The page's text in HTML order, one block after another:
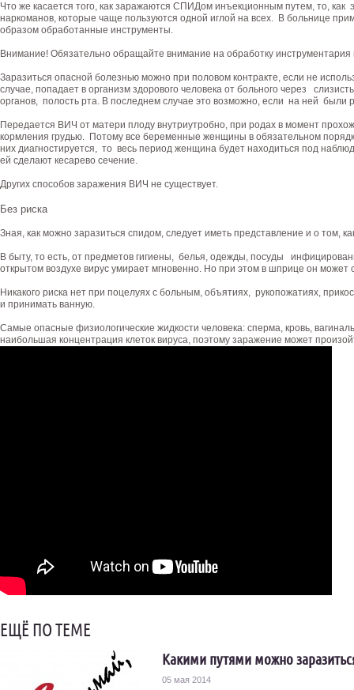
Что же касается того, как заражаются СПИДом инъекционным путем, то, как
наркоманов, которые чаще пользуются одной иглой на всех. В больнице
образом обработанные инструменты.
Внимание! Обязательно обращайте внимание на обработку инструментария
Заразиться опасной болезнью можно при половом контракте, если не
случае, попадает в организм здорового человека от больного через
органов, полость рта. В последнем случае это возможно, если на ней были
Передается ВИЧ от матери плоду внутриутробно, при родах в момент
кормления грудью. Потому все беременные женщины в обязательном
них диагностируется, то весь период женщина будет находиться под
ей сделают кесарево сечение.
Других способов заражения ВИЧ не существует.
Без риска
Зная, как можно заразиться спидом, следует иметь представление и о том,
В быту, то есть, от предметов гигиены, белья, одежды, посуды
открытом воздухе вирус умирает мгновенно. Но при этом в шприце он может
Никакого риска нет при поцелуях с больным, объятиях, рукопожатиях,
и принимать ванную.
Самые опасные физиологические жидкости человека: сперма, кровь,
наибольшая концентрация клеток вируса, поэтому заражение может
ЕЩЁ ПО ТЕМЕ
Какими путями можно
05 мая 2014